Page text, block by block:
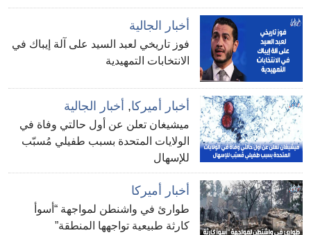
أخبار الجالية
فوز تاريخي لعبد السيد على آلة إيباك في
الانتخابات التمهيدية
أخبار أميركا, أخبار الجالية
ميشيغان تعلن عن أول حالتي وفاة في
الولايات المتحدة بسبب طفيلي مُسبّب
للإسهال
أخبار أميركا
طوارئ في واشنطن لمواجهة “أسوأ
كارثة طبيعية تواجهها المنطقة”